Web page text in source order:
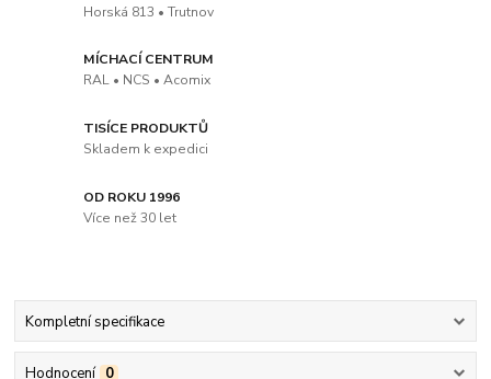
Horská 813 • Trutnov
MÍCHACÍ CENTRUM
RAL • NCS • Acomix
TISÍCE PRODUKTŮ
Skladem k expedici
OD ROKU 1996
Více než 30 let
Kompletní specifikace
Hodnocení 0